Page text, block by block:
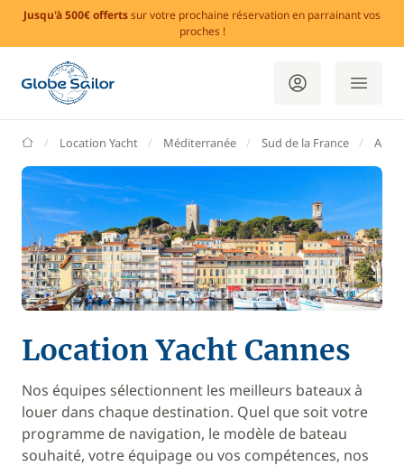
Jusqu'à 500€ offertssur votre prochaine réservation en parrainant vos
proches !
GlobeSailor
Location Yacht Méditerranée Sud de la France
Location Yacht Cannes
Nos équipes sélectionnent les meilleurs bateaux à
louer dans chaque destination. Quel que soit votre
programme de navigation, le modèle de bateau
souhaité, votre équipage ou vos compétences, nos